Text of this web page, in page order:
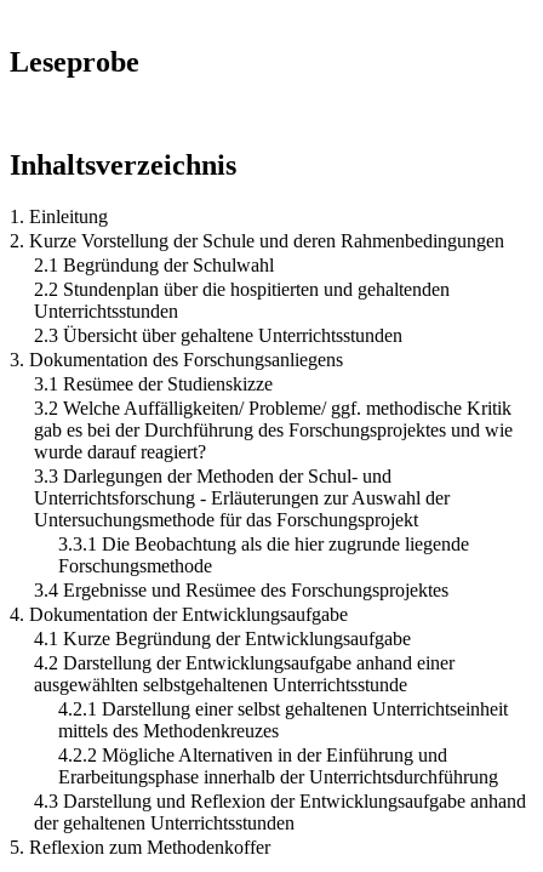
Leseprobe
Inhaltsverzeichnis
1. Einleitung
2. Kurze Vorstellung der Schule und deren Rahmenbedingungen
2.1 Begründung der Schulwahl
2.2 Stundenplan über die hospitierten und gehaltenden
Unterrichtsstunden
2.3 Übersicht über gehaltene Unterrichtsstunden
3. Dokumentation des Forschungsanliegens
3.1 Resümee der Studienskizze
3.2 Welche Auffälligkeiten/ Probleme/ ggf. methodische Kritik
gab es bei der Durchführung des Forschungsprojektes und wie
wurde darauf reagiert?
3.3 Darlegungen der Methoden der Schul- und
Unterrichtsforschung - Erläuterungen zur Auswahl der
Untersuchungsmethode für das Forschungsprojekt
3.3.1 Die Beobachtung als die hier zugrunde liegende
Forschungsmethode
3.4 Ergebnisse und Resümee des Forschungsprojektes
4. Dokumentation der Entwicklungsaufgabe
4.1 Kurze Begründung der Entwicklungsaufgabe
4.2 Darstellung der Entwicklungsaufgabe anhand einer
ausgewählten selbstgehaltenen Unterrichtsstunde
4.2.1 Darstellung einer selbst gehaltenen Unterrichtseinheit
mittels des Methodenkreuzes
4.2.2 Mögliche Alternativen in der Einführung und
Erarbeitungsphase innerhalb der Unterrichtsdurchführung
4.3 Darstellung und Reflexion der Entwicklungsaufgabe anhand
der gehaltenen Unterrichtsstunden
5. Reflexion zum Methodenkoffer